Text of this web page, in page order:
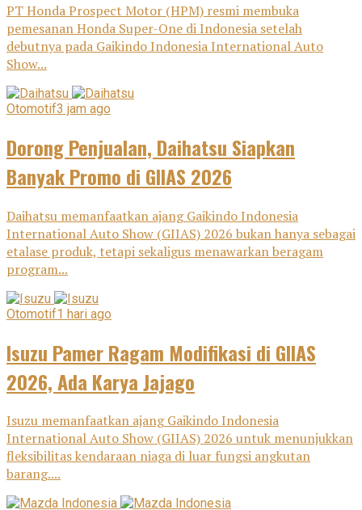
PT Honda Prospect Motor (HPM) resmi membuka
pemesanan Honda Super-One di Indonesia setelah
debutnya pada Gaikindo Indonesia International Auto
Show...
Otomotif3 jam ago
Dorong Penjualan, Daihatsu Siapkan
Banyak Promo di GIIAS 2026
Daihatsu memanfaatkan ajang Gaikindo Indonesia
International Auto Show (GIIAS) 2026 bukan hanya sebagai
etalase produk, tetapi sekaligus menawarkan beragam
program...
Otomotif1 hari ago
Isuzu Pamer Ragam Modifikasi di GIIAS
2026, Ada Karya Jajago
Isuzu memanfaatkan ajang Gaikindo Indonesia
International Auto Show (GIIAS) 2026 untuk menunjukkan
fleksibilitas kendaraan niaga di luar fungsi angkutan
barang....